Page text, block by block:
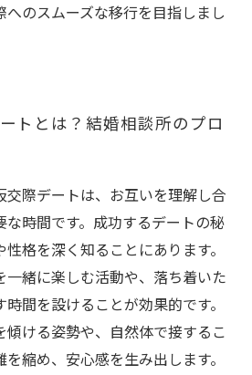
のスムーズな移行を目指しまし
トとは？結婚相談所のプロ
際デートは、お互いを理解し合
な時間です。成功するデートの秘
格を深く知ることにあります。
緒に楽しむ活動や、落ち着いた
間を設けることが効果的です。
傾ける姿勢や、自然体で接するこ
縮め、安心感を生み出します。